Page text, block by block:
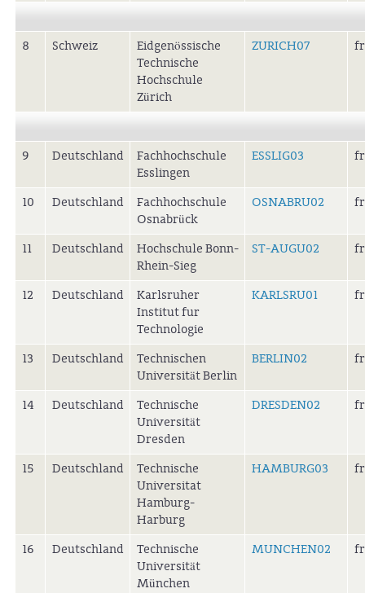
8 Schweiz
Eidgenössische
Technische
Hochschule
Zürich
ZURICH07
9 Deutschland
Fachhochschule
Esslingen
ESSLIG03
10 Deutschland
Fachhochschule
Osnabrück
OSNABRU02
11 Deutschland
Hochschule Bonn-
Rhein-Sieg
ST-AUGU02
12 Deutschland
Karlsruher
Institut fur
Technologie
KARLSRU01
13 Deutschland
Technischen
Universität Berlin
BERLIN02
14 Deutschland
Technische
Universität
Dresden
DRESDEN02
15 Deutschland
Technische
Universitat
Hamburg-
Harburg
HAMBURG03
16 Deutschland
Technische
Universität
München
MUNCHEN02